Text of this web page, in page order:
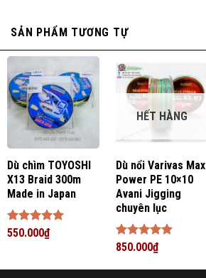
SẢN PHẨM TƯƠNG TỰ
Dù chìm TOYOSHI
X13 Braid 300m
Made in Japan
Được xếp
550.000₫
HẾT HÀNG
Dù nổi Varivas Max
Power PE 10×10
Avani Jigging
chuyên lục
Được xếp
sao
850.000₫